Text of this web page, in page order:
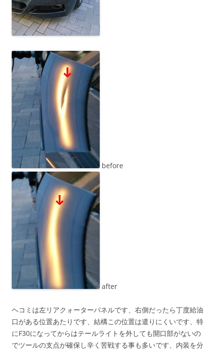
before
after
ヘコミは左リアクォーターパネルです、右側だったら丁度給油
口がある位置あたりです、結構この位置は遣りにくいです、特
にF30になってからはテールライトを外しても開口部がないの
でツールの支点が確保し辛く苦戦する事も多いです、内装を分